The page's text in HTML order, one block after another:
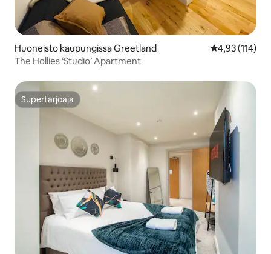
Huoneisto kaupungissa Greetland
4,93 (114)
The Hollies ‘Studio’ Apartment
Supertarjoaja
Supertarjoaja